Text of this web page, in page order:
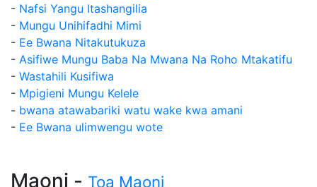
- Nafsi Yangu Itashangilia
- Mungu Unihifadhi Mimi
- Ee Bwana Nitakutukuza
- Asifiwe Mungu Baba Na Mwana Na Roho Mtakatifu
- Wastahili Kusifiwa
- Mpigieni Mungu Kelele
- bwana atawabariki watu wake kwa amani
- Ee Bwana ulimwengu wote
Maoni - Toa Maoni